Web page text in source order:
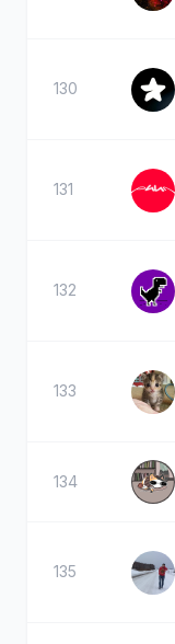
130
131
132
133
134
135